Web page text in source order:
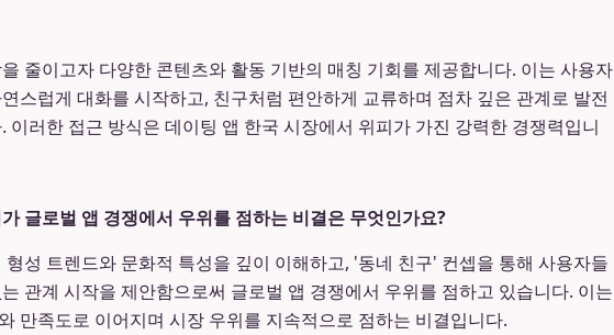
줄이고자 다양한 콘텐츠와 활동 기반의 매칭 기회를 제공합니다. 이는 사용자
스럽게 대화를 시작하고, 친구처럼 편안하게 교류하며 점차 깊은 관계로 발전
이러한 접근 방식은 데이팅 앱 한국 시장에서 위피가 가진 강력한 경쟁력입니
글로벌 앱 경쟁에서 우위를 점하는 비결은 무엇인가요?
성 트렌드와 문화적 특성을 깊이 이해하고, '동네 친구' 컨셉을 통해 사용자들
관계 시작을 제안함으로써 글로벌 앱 경쟁에서 우위를 점하고 있습니다. 이는
만족도로 이어지며 시장 우위를 지속적으로 점하는 비결입니다.